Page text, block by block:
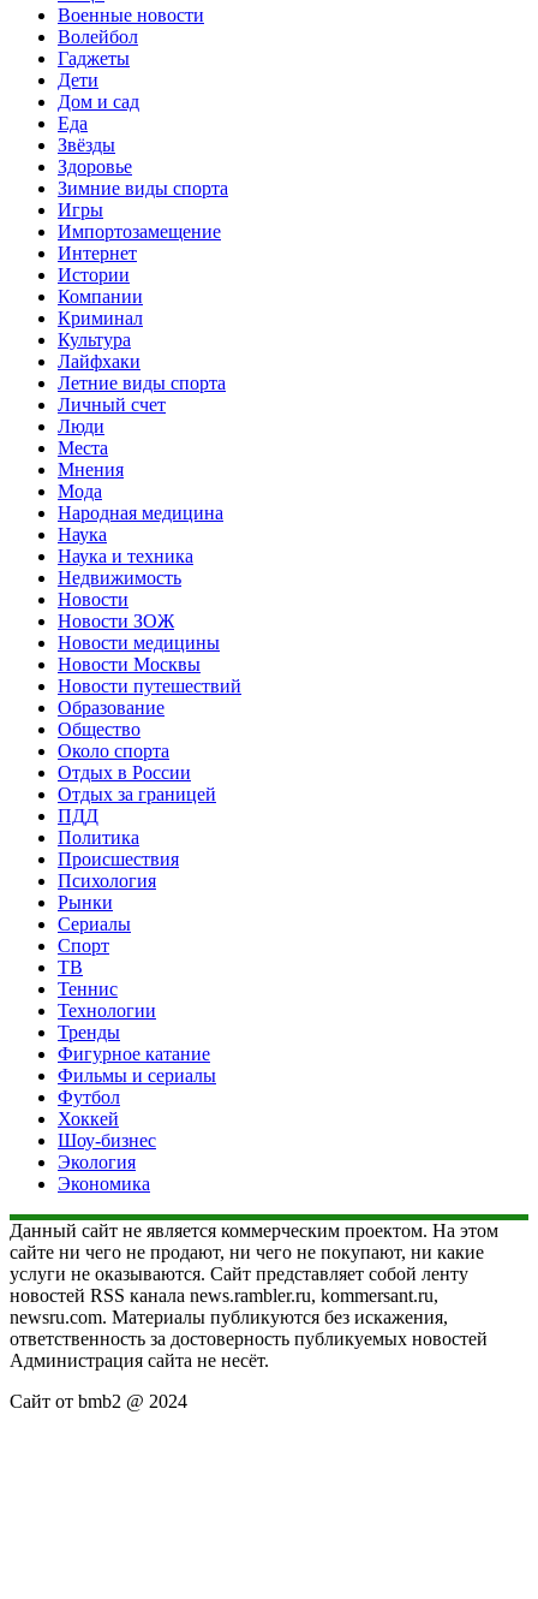
Военные новости
Волейбол
Гаджеты
Дети
Дом и сад
Еда
Звёзды
Здоровье
Зимние виды спорта
Игры
Импортозамещение
Интернет
Истории
Компании
Криминал
Культура
Лайфхаки
Летние виды спорта
Личный счет
Люди
Места
Мнения
Мода
Народная медицина
Наука
Наука и техника
Недвижимость
Новости
Новости ЗОЖ
Новости медицины
Новости Москвы
Новости путешествий
Образование
Общество
Около спорта
Отдых в России
Отдых за границей
ПДД
Политика
Происшествия
Психология
Рынки
Сериалы
Спорт
ТВ
Теннис
Технологии
Тренды
Фигурное катание
Фильмы и сериалы
Футбол
Хоккей
Шоу-бизнес
Экология
Экономика
Данный сайт не является коммерческим проектом. На этом
сайте ни чего не продают, ни чего не покупают, ни какие
услуги не оказываются. Сайт представляет собой ленту
новостей RSS канала news.rambler.ru, kommersant.ru,
newsru.com. Материалы публикуются без искажения,
ответственность за достоверность публикуемых новостей
Администрация сайта не несёт.
Сайт от bmb2 @ 2024